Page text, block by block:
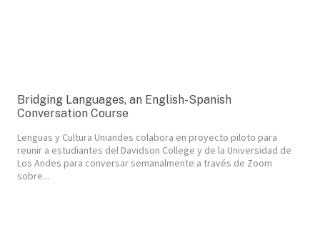
Bridging Languages, an English-Spanish
Conversation Course
Lenguas y Cultura Uniandes colabora en proyecto piloto para
reunir a estudiantes del Davidson College y de la Universidad de
Los Andes para conversar semanalmente a través de Zoom
sobre...